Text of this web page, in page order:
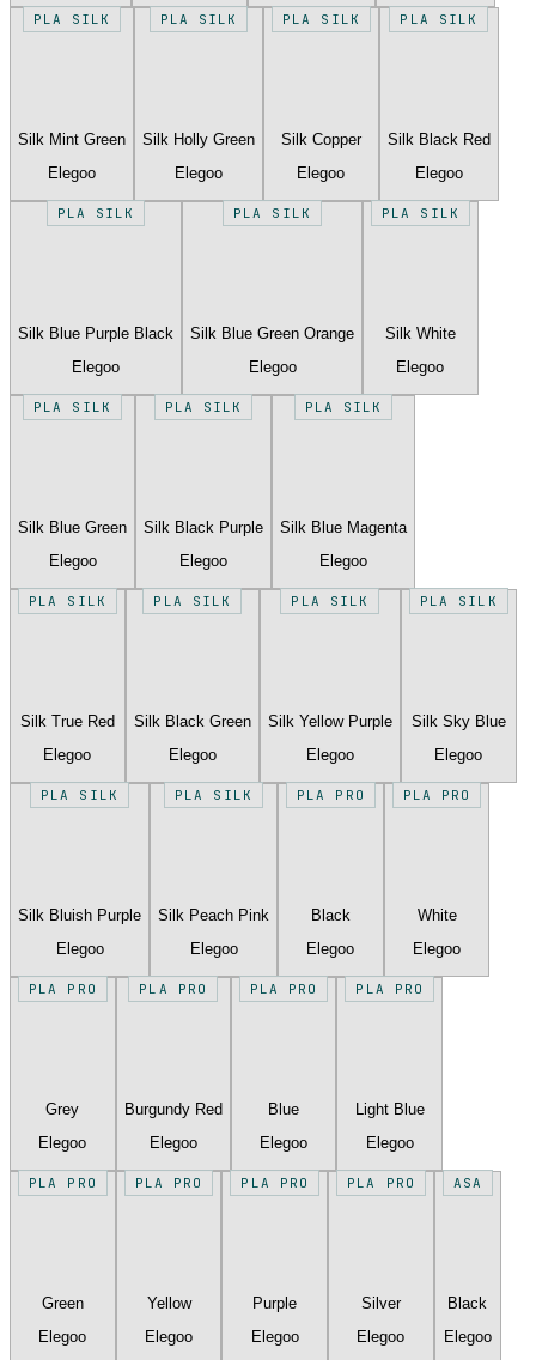
PLA SILK
Silk Mint Green
Elegoo
PLA SILK
Silk Holly Green
Elegoo
PLA SILK
Silk Copper
Elegoo
PLA SILK
Silk Black Red
Elegoo
PLA SILK
Silk Blue Purple Black
Elegoo
PLA SILK
Silk Blue Green Orange
Elegoo
PLA SILK
Silk White
Elegoo
PLA SILK
Silk Blue Green
Elegoo
PLA SILK
Silk Black Purple
Elegoo
PLA SILK
Silk Blue Magenta
Elegoo
PLA SILK
Silk True Red
Elegoo
PLA SILK
Silk Black Green
Elegoo
PLA SILK
Silk Yellow Purple
Elegoo
PLA SILK
Silk Sky Blue
Elegoo
PLA SILK
Silk Bluish Purple
Elegoo
PLA SILK
Silk Peach Pink
Elegoo
PLA PRO
Black
Elegoo
PLA PRO
White
Elegoo
PLA PRO
Grey
Elegoo
PLA PRO
Burgundy Red
Elegoo
PLA PRO
Blue
Elegoo
PLA PRO
Light Blue
Elegoo
PLA PRO
Green
Elegoo
PLA PRO
Yellow
Elegoo
PLA PRO
Purple
Elegoo
PLA PRO
Silver
Elegoo
ASA
Black
Elegoo